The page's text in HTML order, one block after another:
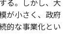
る。しかし、大
が小さく、政府
的な事業化とい